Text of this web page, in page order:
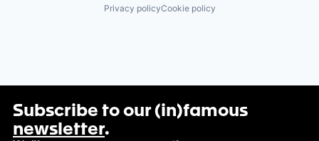
Privacy policyCookie policy
Subscribe to our (in)famous
newsletter.